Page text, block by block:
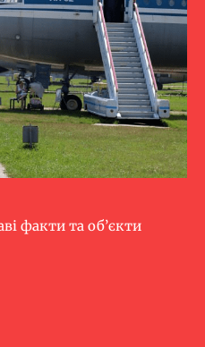
факти та об’єкти